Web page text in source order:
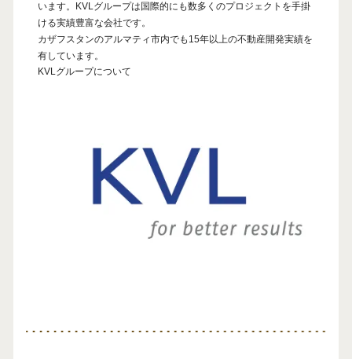
います。KVLグループは国際的にも数多くのプロジェクトを手掛
ける実績豊富な会社です。
カザフスタンのアルマティ市内でも15年以上の不動産開発実績を
有しています。
KVLグループについて